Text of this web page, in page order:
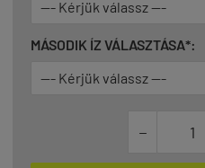
MÁSODIK ÍZ VÁLASZTÁSA*:
